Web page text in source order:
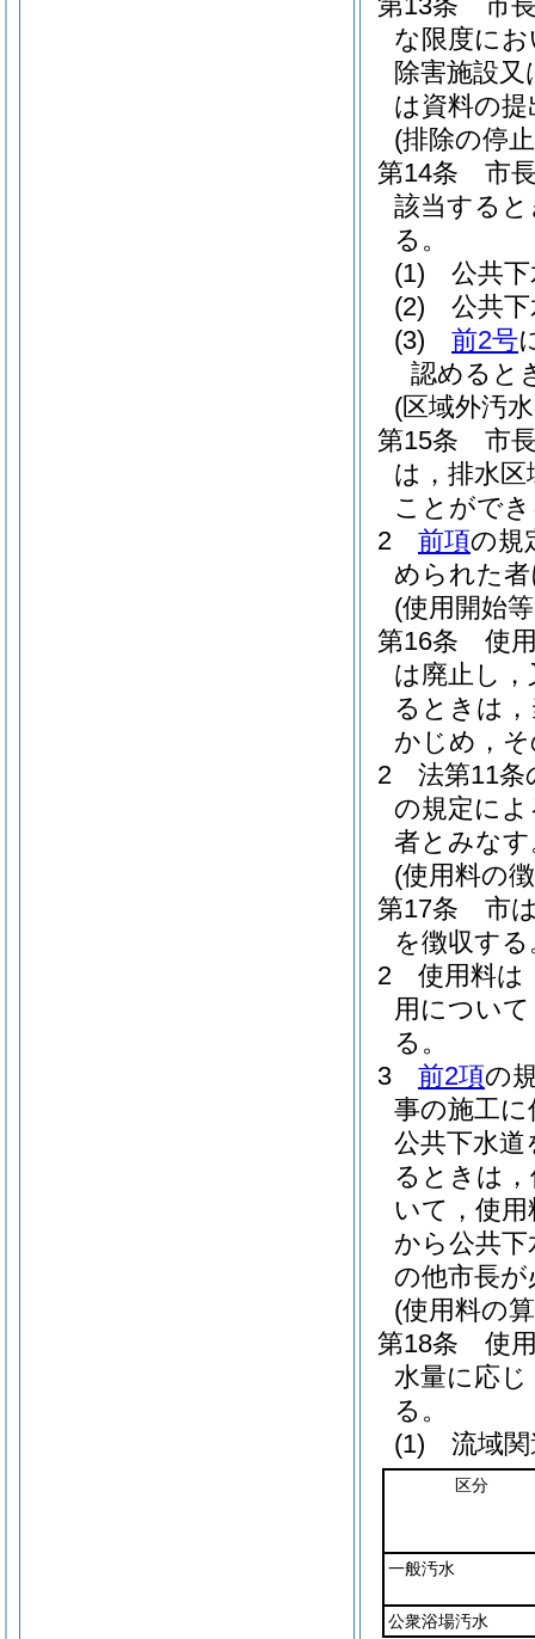
な限度に
除害施設
は資料の
(排除の停
第14条
市
該当する
る。
(1)
公共
(2)
公共
(3)
前2号
認めると
(区域外汚
第15条
市
は，排水
ことがで
2
前項の規
められた
(使用開始
第16条
使
は廃止し
るときは
かじめ，
2
法第11条
の規定に
者とみなす
(使用料の
第17条
市
を徴収する
2
使用料は
用につい
る。
3
前2項の
事の施工
公共下水
るときは
いて，使
から公共
の他市長
(使用料の
第18条
使
水量に応じ
る。
(1)
流域
区分
一般汚水
公衆浴場汚水